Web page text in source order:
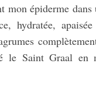
mon épiderme
hydratée,
le Saint Graal en